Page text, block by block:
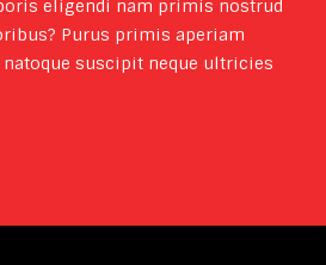
eligendi nam primis nostrud
Purus primis aperiam
suscipit neque ultricies